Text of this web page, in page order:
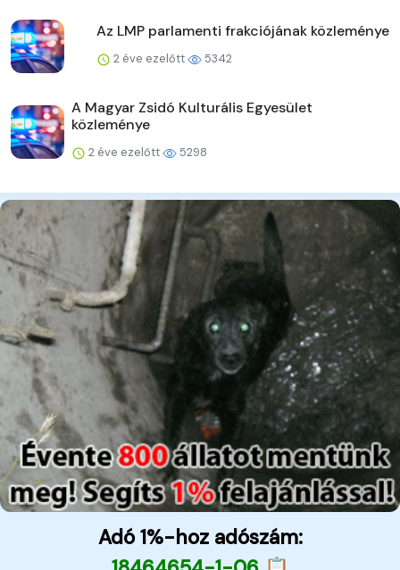
Az LMP parlamenti frakciójának közleménye
2 éve ezelőtt 5342
A Magyar Zsidó Kulturális Egyesület
közleménye
2 éve ezelőtt 5298
Adó 1%-hoz adószám: